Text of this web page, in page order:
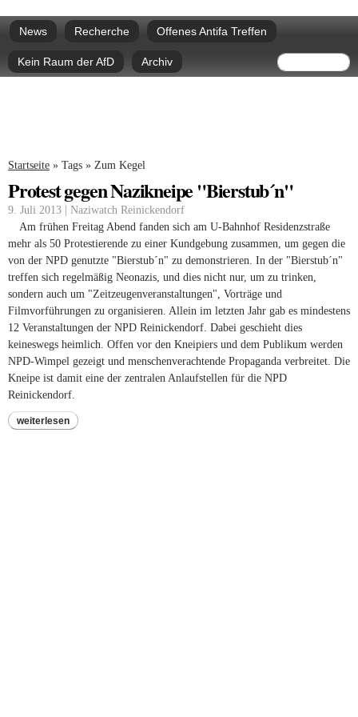
zum
Hauptmenü
News Recherche Offenes Antifa Treffen
Kein Raum der AfD Archiv Suche
Sie sind hier
Startseite » Tags » Zum Kegel
Protest gegen Nazikneipe "Bierstub´n"
9. Juli 2013 | Naziwatch Reinickendorf
Am frühen Freitag Abend fanden sich am U-Bahnhof Residenzstraße
mehr als 50 Protestierende zu einer Kundgebung zusammen, um gegen die
von der NPD genutzte "Bierstub´n" zu demonstrieren. In der "Bierstub´n"
treffen sich regelmäßig Neonazis, und dies nicht nur, um zu trinken,
sondern auch um "Zeitzeugenveranstaltungen", Vorträge und
Filmvorführungen zu organisieren. Allein im letzten Jahr gab es mindestens
12 Veranstaltungen der NPD Reinickendorf. Dabei geschieht dies
keineswegs heimlich. Offen vor den Kneipiers und dem Publikum werden
NPD-Wimpel gezeigt und menschenverachtende Propaganda verbreitet. Die
Kneipe ist damit eine der zentralen Anlaufstellen für die NPD
Reinickendorf.
weiterlesen